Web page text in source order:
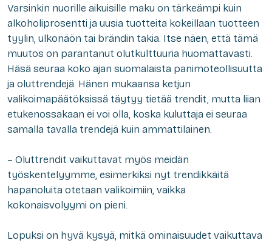
Varsinkin nuorille aikuisille maku on tärkeämpi kuin
alkoholiprosentti ja uusia tuotteita kokeillaan tuotteen
tyylin, ulkonäön tai brändin takia. Itse näen, että tämä
muutos on parantanut olutkulttuuria huomattavasti.
Häsä seuraa koko ajan suomalaista panimoteollisuutta
ja oluttrendejä. Hänen mukaansa ketjun
valikoimapäätöksissä täytyy tietää trendit, mutta liian
etukenossakaan ei voi olla, koska kuluttaja ei seuraa
samalla tavalla trendejä kuin ammattilainen.
– Oluttrendit vaikuttavat myös meidän
työskentelyymme, esimerkiksi nyt trendikkäitä
hapanoluita otetaan valikoimiin, vaikka
kokonaisvolyymi on pieni.
Lopuksi on hyvä kysyä, mitkä ominaisuudet vaikuttava